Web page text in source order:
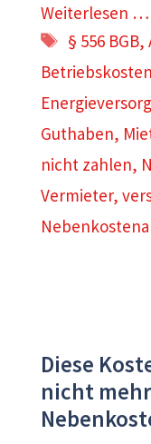
Weiterlesen …
§ 556 BGB,
Guthaben,
nicht zahlen,
Vermieter,
Diese
nicht